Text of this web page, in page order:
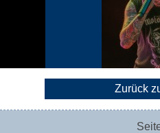
Zurück